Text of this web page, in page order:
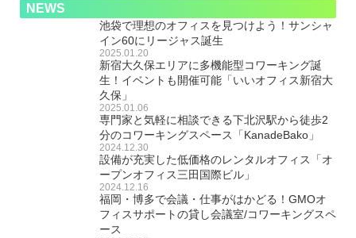
NEWS
池袋で理想のオフィスを見つけよう！サンシャ
イン60にリージャス誕生
2025.01.20
新宿大久保エリアに多機能型コワーキング誕
生！イベントも開催可能「いいオフィス新宿大
久保」
2025.01.06
専門家と気軽に相談できる下北沢駅から徒歩2
分のコワーキングスペース「KanadeBako」
2024.12.30
設備が充実した低価格のレンタルオフィス「オ
ープンオフィス三田国際ビル」
2024.12.16
福岡・博多で会議・仕事がはかどる！GMOオ
フィスサポートの貸し会議室/コワーキングスペ
ース